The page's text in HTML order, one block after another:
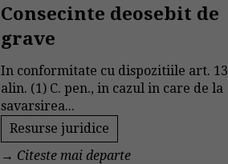
Consecinte deosebit de
grave
In conformitate cu dispozitiile art. 13
alin. (1) C. pen., in cazul in care de la
savarsirea...
Resurse juridice
→ Citeste mai departe